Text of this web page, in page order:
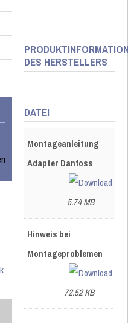
DES HERSTELLERS
DATEI
Montageanleitung
Adapter Danfoss
5.74 MB
Hinweis bei
Montageproblemen
72.52 KB